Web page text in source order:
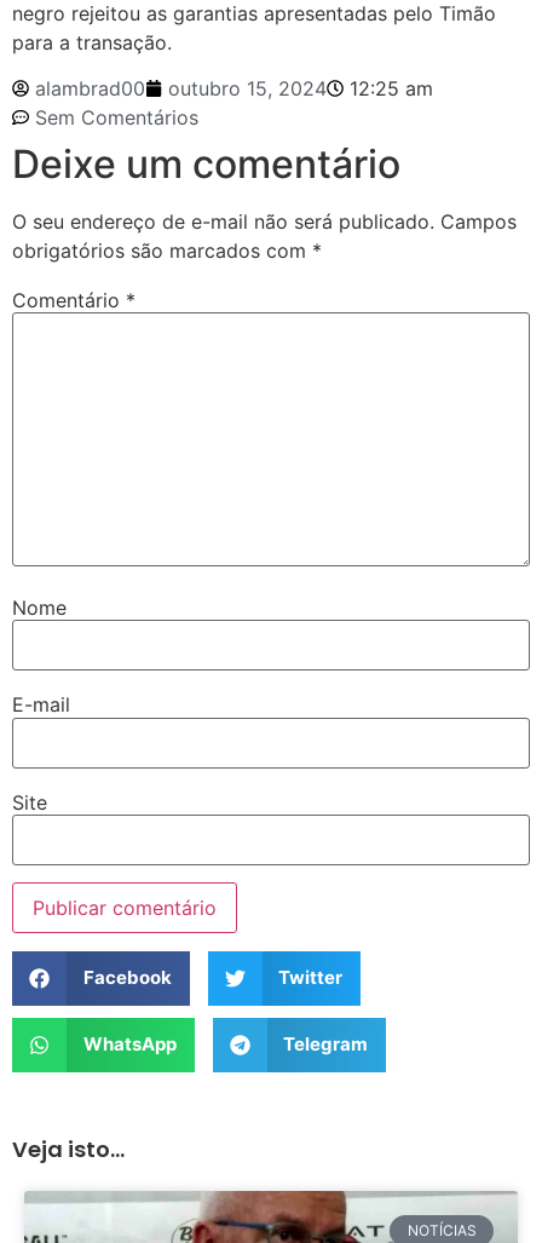
negro rejeitou as garantias apresentadas pelo Timão
para a transação.
alambrad00
outubro 15, 2024
12:25 am
Sem Comentários
Deixe um comentário
O seu endereço de e-mail não será publicado. Campos
obrigatórios são marcados com *
Comentário *
Nome
E-mail
Site
Facebook Twitter
WhatsApp Telegram
Veja isto...
NOTÍCIAS